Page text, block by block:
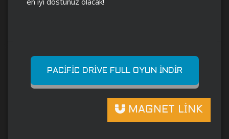
PACIFIC DRIVE FULL OYUN İNDIR
MAGNET LİNK